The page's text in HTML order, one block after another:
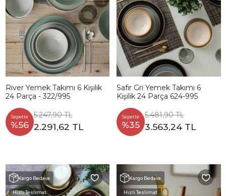
River Yemek Takımı 6 Kişilik
24 Parça - 322/995
Sepette
%56
5.247,90 TL
2.291,62 TL
Safir Gri Yemek Takımı 6
Kişilik 24 Parça 624-995
Sepette
%35
5.481,90 TL
3.563,24 TL
Kargo Bedava
Hızlı Teslimat
Kargo Bedava
Hızlı Teslimat